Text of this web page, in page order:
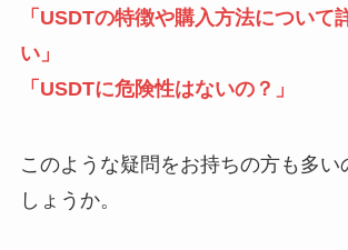
「USDTの特徴や購入方法について
い」
「USDTに危険性はないの？」
このような疑問をお持ちの方も多い
しょうか。